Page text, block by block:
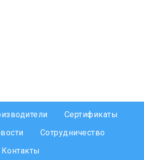
Сертификаты
Сотрудничество
Контакты